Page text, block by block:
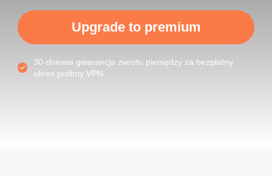
Upgrade to premium
30-dniowa gwarancja zwrotu pieniędzy za bezpłatny
okres próbny VPN